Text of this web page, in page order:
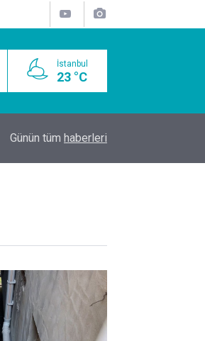
İstanbul
23 °C
Hayır Lokması Dağıtımının
Günün tüm haberleri